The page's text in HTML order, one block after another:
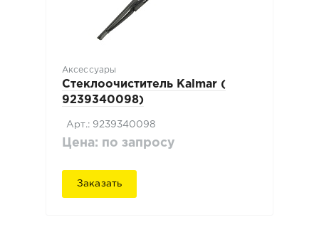
Аксессуары
Стеклоочиститель Kalmar (
9239340098)
Арт.: 9239340098
Цена: по запросу
Заказать